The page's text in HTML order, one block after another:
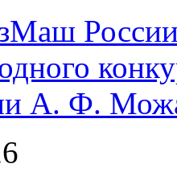
России
А. Ф.